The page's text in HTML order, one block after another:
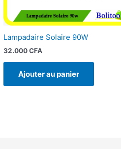
Lampadaire Solaire 90W
32.000CFA
Ajouter au panier